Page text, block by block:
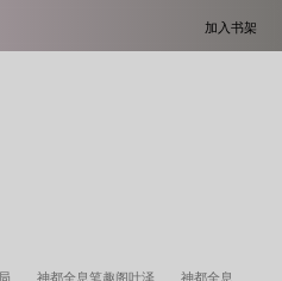
加入书架
神都全息笔趣阁叶泽 神都全息